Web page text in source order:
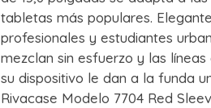
tabletas más populares.
profesionales y estudiantes
mezclan sin esfuerzo y las
su dispositivo le dan a la funda
Rivacase Modelo 7704 Red